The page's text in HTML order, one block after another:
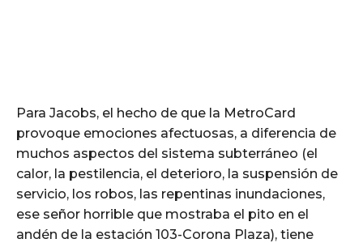
Para Jacobs, el hecho de que la MetroCard
provoque emociones afectuosas, a diferencia de
muchos aspectos del sistema subterráneo (el
calor, la pestilencia, el deterioro, la suspensión de
servicio, los robos, las repentinas inundaciones,
ese señor horrible que mostraba el pito en el
andén de la estación 103-Corona Plaza), tiene